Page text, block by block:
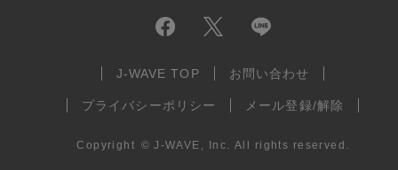
J-WAVE TOP お問い合わせ
プライバシーポリシー メール登録/解除
Copyright © J-WAVE, Inc. All rights reserved.